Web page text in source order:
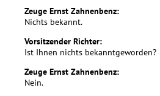
Zeuge Ernst Zahnenbenz:
Nichts bekannt.
Vorsitzender Richter:
Ist Ihnen nichts bekanntgeworden?
Zeuge Ernst Zahnenbenz:
Nein.